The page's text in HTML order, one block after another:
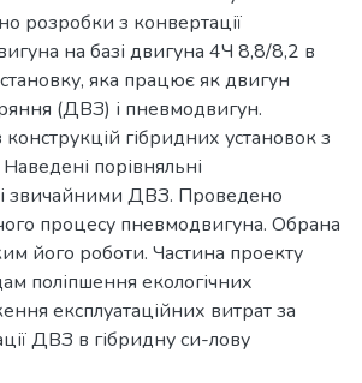
розробки з конвертації
на базі двигуна 4Ч 8,8/8,2 в
яка працює як двигун
(ДВЗ) і пневмодвигун.
гібридних установок з
порівняльні
звичайними ДВЗ. Проведено
процесу пневмодвигуна. Обрана
його роботи. Частина проекту
поліпшення екологічних
експлуатаційних витрат за
ДВЗ в гібридну си-лову